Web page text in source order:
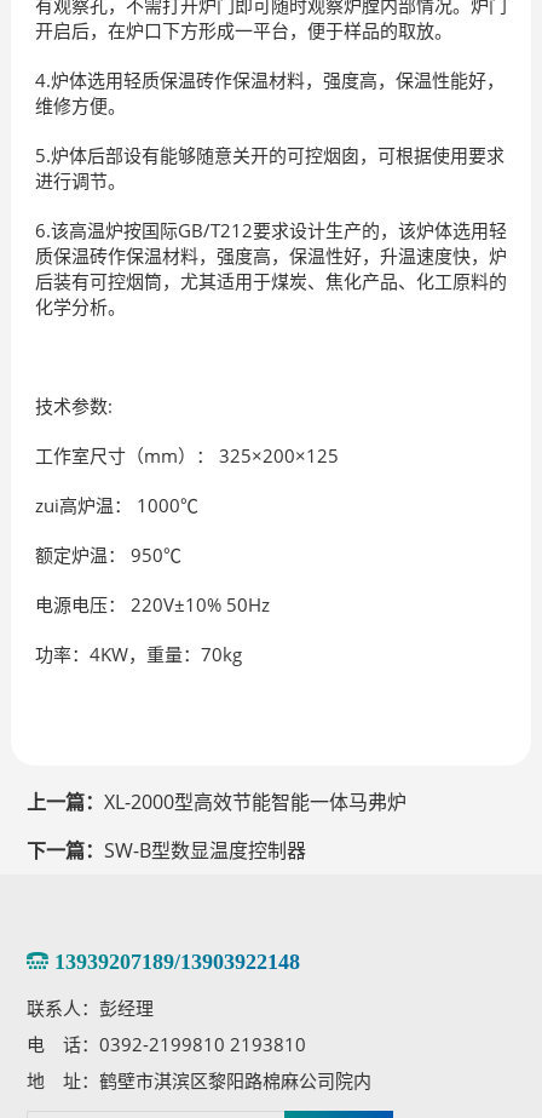
开启后，在炉口下方形成一平台，便于样品的取放。
4.炉体选用轻质保温砖作保温材料，强度高，保温性能好，
维修方便。
5.炉体后部设有能够随意关开的可控烟囱，可根据使用要求
进行调节。
6.该高温炉按国际GB/T212要求设计生产的，该炉体选用轻
质保温砖作保温材料，强度高，保温性好，升温速度快，炉
后装有可控烟筒，尤其适用于煤炭、焦化产品、化工原料的
化学分析。
技术参数:
工作室尺寸（mm）： 325×200×125
zui高炉温： 1000℃
额定炉温： 950℃
电源电压： 220V±10% 50Hz
功率：4KW，重量：70kg
上一篇：XL-2000型高效节能智能一体马弗炉
下一篇：SW-B型数显温度控制器
13939207189/13903922148
联系人：彭经理
电 话：0392-2199810 2193810
地 址：鹤壁市淇滨区黎阳路棉麻公司院内